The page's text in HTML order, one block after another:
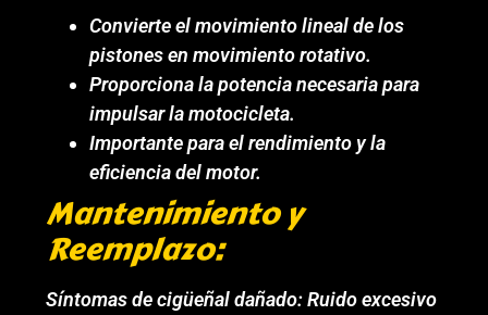
Convierte el movimiento lineal de los
pistones en movimiento rotativo.
Proporciona la potencia necesaria para
impulsar la motocicleta.
Importante para el rendimiento y la
eficiencia del motor.
Mantenimiento y
Reemplazo:
Síntomas de cigüeñal dañado: Ruido excesivo